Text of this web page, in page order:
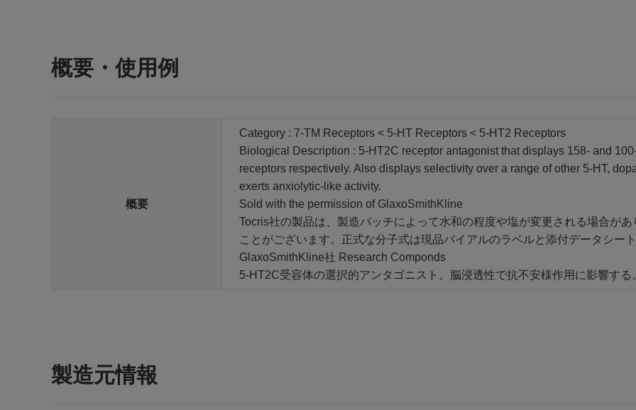
概要・使用例
概要
Category : 7-TM Receptors < 5-HT Receptors < 5-HT2 Receptors
Biological Description : 5-HT2C receptor antagonist that displays 158- and
receptors respectively. Also displays selectivity over a range of other 5-HT,
exerts anxiolytic-like activity.
Sold with the permission of GlaxoSmithKline
Tocris社の製品は、製造バッチによって水和の程度や塩が変更される場合が
ことがございます。正式な分子式は現品バイアルのラベルと添付データシー
GlaxoSmithKline社 Research Componds
5-HT2C受容体の選択的アンタゴニスト。脳浸透性で抗不安様作用に影響す
製造元情報